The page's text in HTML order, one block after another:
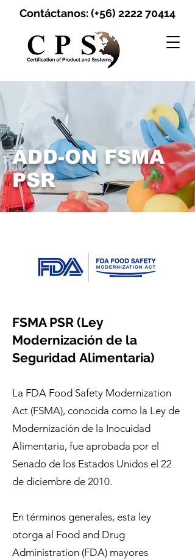
Contáctanos: (+56) 2222 70414
ADD-ON FSMA
PSR
FSMA PSR (Ley
Modernización de la
Seguridad Alimentaria)
La FDA Food Safety Modernization
Act (FSMA), conocida como la Ley de
Modernización de la Inocuidad
Alimentaria, fue aprobada por el
Senado de los Estados Unidos el 22
de diciembre de 2010.
En términos generales, esta ley
otorga al Food and Drug
Administration (FDA) mayores